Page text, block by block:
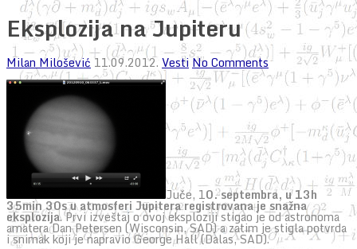
Eksplozija na Jupiteru
Milan Milošević 11.09.2012. Vesti No Comments
Juče, 10. septembra, u 13h
35min 30s u atmosferi Jupitera registrovana je snažna
eksplozija. Prvi izveštaj o ovoj eksploziji stigao je od astronoma
amatera Dan Petersen (Wisconsin, SAD) a zatim je stigla potvrda
i snimak koji je napravio George Hall (Dalas, SAD).